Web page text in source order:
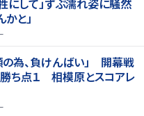
にして」ずぶ濡れ姿に騒然
かと」
の為、負けんばい」 開幕戦
ち点１ 相模原とスコアレ